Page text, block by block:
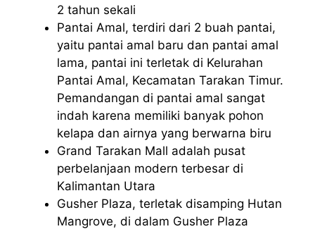
2 tahun sekali
Pantai Amal, terdiri dari 2 buah pantai,
yaitu pantai amal baru dan pantai amal
lama, pantai ini terletak di Kelurahan
Pantai Amal, Kecamatan Tarakan Timur.
Pemandangan di pantai amal sangat
indah karena memiliki banyak pohon
kelapa dan airnya yang berwarna biru
Grand Tarakan Mall adalah pusat
perbelanjaan modern terbesar di
Kalimantan Utara
Gusher Plaza, terletak disamping Hutan
Mangrove, di dalam Gusher Plaza